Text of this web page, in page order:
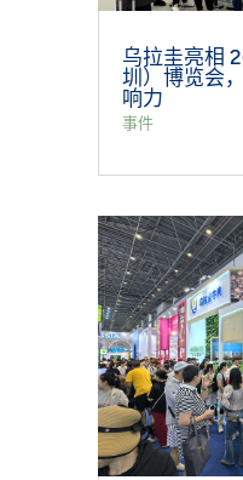
乌拉圭亮相
圳）博览会
响力
事件